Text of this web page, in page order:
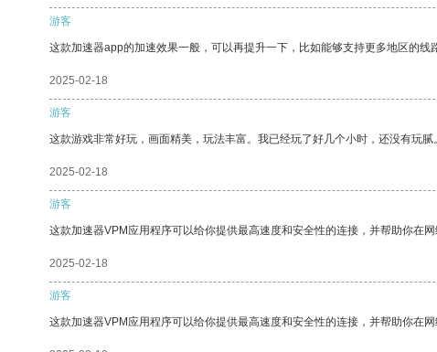
游客
这款加速器app的加速效果一般，可以再提升一下，比如能够支持更多地区的线
2025-02-18
游客
这款游戏非常好玩，画面精美，玩法丰富。我已经玩了好几个小时，还没有玩腻。
2025-02-18
游客
这款加速器VPM应用程序可以给你提供最高速度和安全性的连接，并帮助你在网
2025-02-18
游客
这款加速器VPM应用程序可以给你提供最高速度和安全性的连接，并帮助你在网